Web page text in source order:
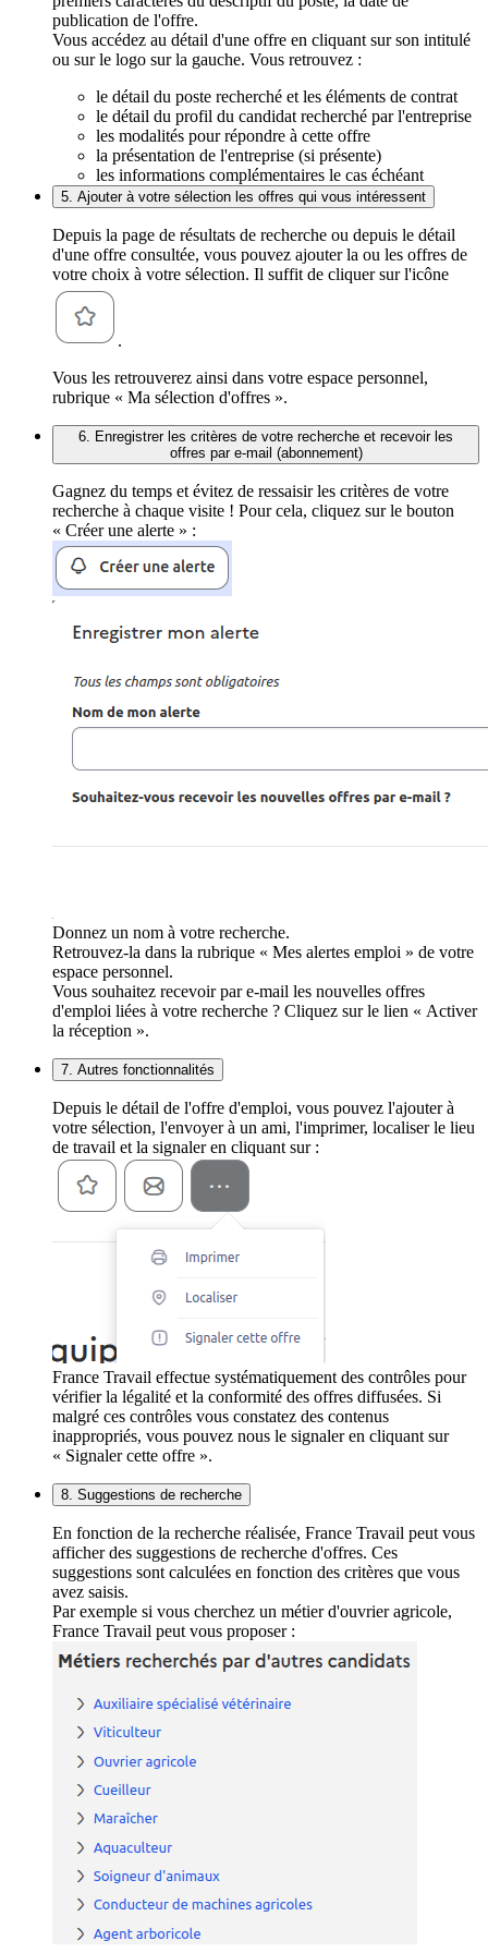
publication de l'offre.
Vous accédez au détail d'une offre en cliquant sur son intitulé
ou sur le logo sur la gauche. Vous retrouvez :
le détail du poste recherché et les éléments de contrat
le détail du profil du candidat recherché par l'entreprise
les modalités pour répondre à cette offre
la présentation de l'entreprise (si présente)
les informations complémentaires le cas échéant
5. Ajouter à votre sélection les offres qui vous intéressent
Depuis la page de résultats de recherche ou depuis le détail
d'une offre consultée, vous pouvez ajouter la ou les offres de
votre choix à votre sélection. Il suffit de cliquer sur l'icône
.
Vous les retrouverez ainsi dans votre espace personnel,
rubrique « Ma sélection d'offres ».
6. Enregistrer les critères de votre recherche et recevoir les
offres par e-mail (abonnement)
Gagnez du temps et évitez de ressaisir les critères de votre
recherche à chaque visite ! Pour cela, cliquez sur le bouton
« Créer une alerte » :
Donnez un nom à votre recherche.
Retrouvez-la dans la rubrique « Mes alertes emploi » de votre
espace personnel.
Vous souhaitez recevoir par e-mail les nouvelles offres
d'emploi liées à votre recherche ? Cliquez sur le lien « Activer
la réception ».
7. Autres fonctionnalités
Depuis le détail de l'offre d'emploi, vous pouvez l'ajouter à
votre sélection, l'envoyer à un ami, l'imprimer, localiser le lieu
de travail et la signaler en cliquant sur :
France Travail effectue systématiquement des contrôles pour
vérifier la légalité et la conformité des offres diffusées. Si
malgré ces contrôles vous constatez des contenus
inappropriés, vous pouvez nous le signaler en cliquant sur
« Signaler cette offre ».
8. Suggestions de recherche
En fonction de la recherche réalisée, France Travail peut vous
afficher des suggestions de recherche d'offres. Ces
suggestions sont calculées en fonction des critères que vous
avez saisis.
Par exemple si vous cherchez un métier d'ouvrier agricole,
France Travail peut vous proposer :